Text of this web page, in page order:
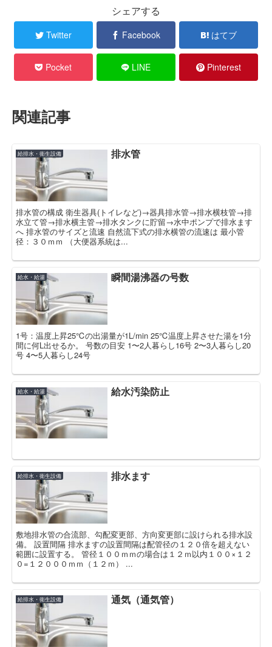
シェアする
Twitter Facebook はてブ
Pocket LINE Pinterest
関連記事
給排水・衛生設備 排水管
排水管の構成 衛生器具(トイレなど)→器具排水管→排水横枝管→排
水立て管→排水横主管→排水タンクに貯留→水中ポンプで排水ます
へ 排水管のサイズと流速 自然流下式の排水横管の流速は 最小管
径：３０ｍｍ （大便器系統は...
給水・給湯 瞬間湯沸器の号数
1号：温度上昇25℃の出湯量が1L/min 25℃温度上昇させた湯を1分
間に何L出せるか。 号数の目安 1〜2人暮らし16号 2〜3人暮らし20
号 4〜5人暮らし24号
給水・給湯 給水汚染防止
給排水・衛生設備 排水ます
敷地排水管の合流部、勾配変更部、方向変更部に設けられる排水設
備。 設置間隔 排水ますの設置間隔は配管径の１２０倍を超えない
範囲に設置する。 管径１００ｍｍの場合は１２ｍ以内１００×１２
０=１２０００ｍｍ（１２ｍ） ...
給排水・衛生設備 通気（通気管）